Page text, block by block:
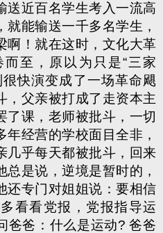
送近百名学生考入一流高
能输送一千多名学生，
啊！就在这时，文化大革
至，原以为只是“三家
快演变成了一场革命飓
，父亲被打成了走资本主
了课，老师被批斗，一切
经营的学校面目全非，
几乎每天都被批斗，回来
是说，逆境是暂时的，
还专门对姐姐说：要相信
看看党报，党报指导运
爸爸：什么是运动?爸爸